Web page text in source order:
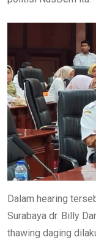
Dalam hearing
Surabaya dr. Billy
thawing daging